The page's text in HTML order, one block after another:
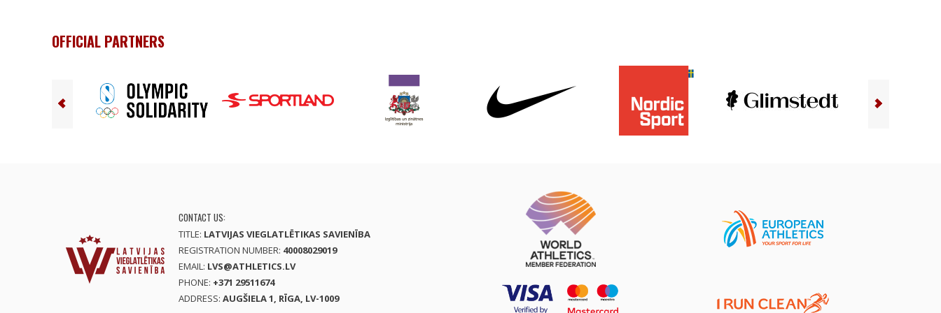
OFFICIAL PARTNERS
CONTACT US:
TITLE: LATVIJAS VIEGLATLĒTIKAS SAVIENĪBA
REGISTRATION NUMBER: 40008029019
EMAIL: LVS@ATHLETICS.LV
PHONE: +371 29511674
ADDRESS: AUGŠIELA 1, RĪGA, LV-1009